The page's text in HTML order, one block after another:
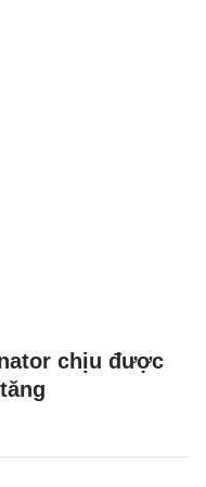
chịu được